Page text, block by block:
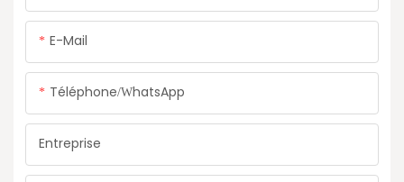
E-Mail
Téléphone/WhatsApp
Entreprise